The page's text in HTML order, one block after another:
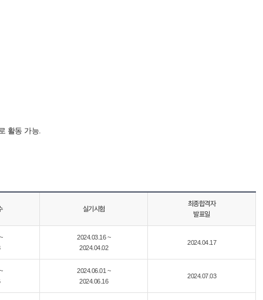
활동 가능.
실기시험
최종합격자
발표일
2024.03.16 ~
2024.04.02
2024.04.17
2024.06.01 ~
2024.06.16
2024.07.03